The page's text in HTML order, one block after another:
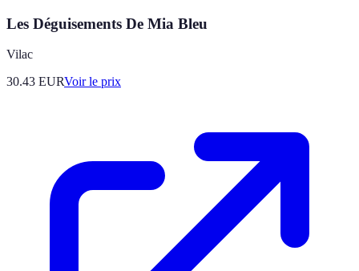
Les Déguisements De Mia Bleu
Vilac
30.43 EURVoir le prix